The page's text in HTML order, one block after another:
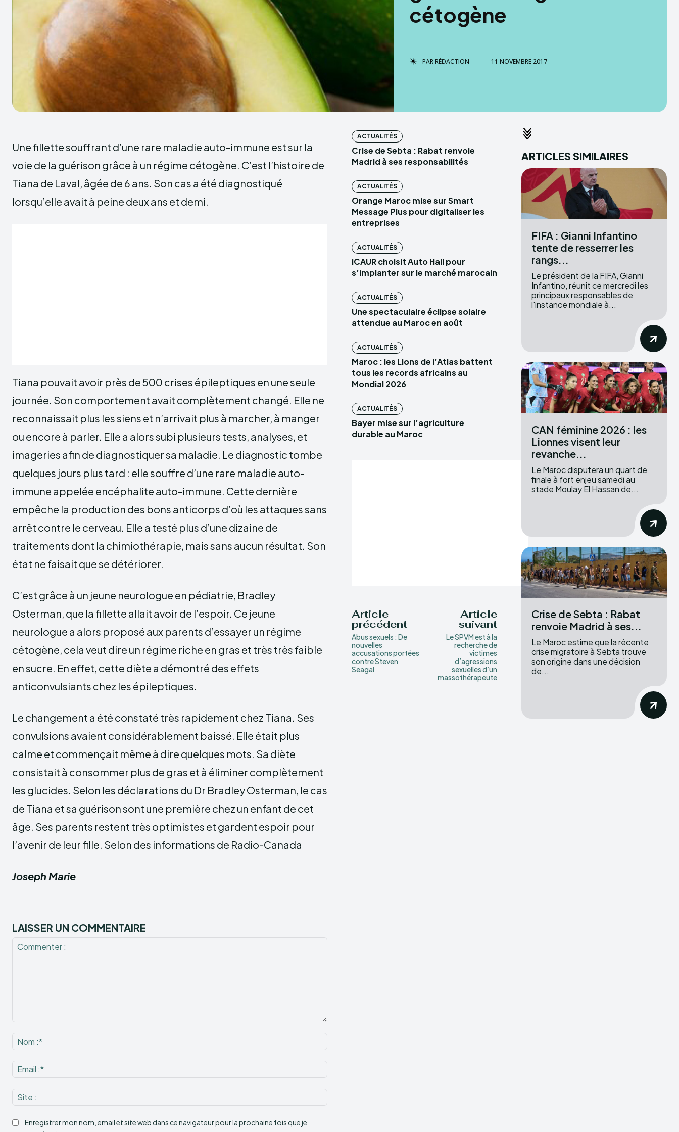
cétogène
PARRÉDACTION 11 NOVEMBRE 2017
Une fillette souffrant d’une rare maladie auto-immune est sur la
voie de la guérison grâce à un régime cétogène. C’est l’histoire de
Tiana de Laval, âgée de 6 ans. Son cas a été diagnostiqué
lorsqu’elle avait à peine deux ans et demi.
Tiana pouvait avoir près de 500 crises épileptiques en une seule
journée. Son comportement avait complètement changé. Elle ne
reconnaissait plus les siens et n’arrivait plus à marcher, à manger
ou encore à parler. Elle a alors subi plusieurs tests, analyses, et
imageries afin de diagnostiquer sa maladie. Le diagnostic tombe
quelques jours plus tard : elle souffre d’une rare maladie auto-
immune appelée encéphalite auto-immune. Cette dernière
empêche la production des bons anticorps d’où les attaques sans
arrêt contre le cerveau. Elle a testé plus d’une dizaine de
traitements dont la chimiothérapie, mais sans aucun résultat. Son
état ne faisait que se détériorer.
C’est grâce à un jeune neurologue en pédiatrie, Bradley
Osterman, que la fillette allait avoir de l’espoir. Ce jeune
neurologue a alors proposé aux parents d’essayer un régime
cétogène, cela veut dire un régime riche en gras et très très faible
en sucre. En effet, cette diète a démontré des effets
anticonvulsiants chez les épileptiques.
Le changement a été constaté très rapidement chez Tiana. Ses
convulsions avaient considérablement baissé. Elle était plus
calme et commençait même à dire quelques mots. Sa diète
consistait à consommer plus de gras et à éliminer complètement
les glucides. Selon les déclarations du Dr Bradley Osterman, le cas
de Tiana et sa guérison sont une première chez un enfant de cet
âge. Ses parents restent très optimistes et gardent espoir pour
l’avenir de leur fille. Selon des informations de Radio-Canada
Joseph Marie
LAISSER UN COMMENTAIRE
:*
:*
:
Enregistrer mon nom, email et site web dans ce navigateur pour la prochaine fois que je
ACTUALITÉS
Crise de Sebta : Rabat renvoie
Madrid à ses responsabilités
ACTUALITÉS
Orange Maroc mise sur Smart
Message Plus pour digitaliser les
entreprises
ACTUALITÉS
iCAUR choisit Auto Hall pour
s’implanter sur le marché marocain
ACTUALITÉS
Une spectaculaire éclipse solaire
attendue au Maroc en août
ACTUALITÉS
Maroc : les Lions de l’Atlas battent
tous les records africains au
Mondial 2026
ACTUALITÉS
Bayer mise sur l’agriculture
durable au Maroc
Article
précédent
Abus sexuels : De
nouvelles
accusations portées
contre Steven
Seagal
Article
suivant
Le SPVM est à la
recherche de
victimes
d’agressions
sexuelles d’un
massothérapeute
ARTICLES SIMILAIRES
FIFA : Gianni Infantino
tente de resserrer les
rangs...
Le président de la FIFA, Gianni
Infantino, réunit ce mercredi les
principaux responsables de
l'instance mondiale à...
CAN féminine 2026 : les
Lionnes visent leur
revanche...
Le Maroc disputera un quart de
finale à fort enjeu samedi au
stade Moulay El Hassan de...
Crise de Sebta : Rabat
renvoie Madrid à ses...
Le Maroc estime que la récente
crise migratoire à Sebta trouve
son origine dans une décision
de...